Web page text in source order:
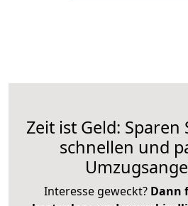
Zeit ist Geld: Sparen
schnellen und
Interesse geweckt? Dann